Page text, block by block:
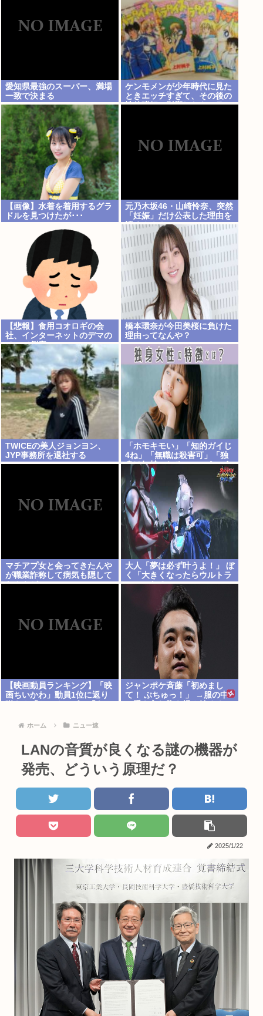
マ確認 北海道八雲町
愛知県最強のスーパー、満場
一致で決まる
ケンモメンが少年時代に見た
ときエッチすぎて、その後の
性的嗜好に影響したキャラ
【画像】水着を着用するグラ
ドルを見つけたが･･･
元乃木坂46・山崎怜奈、突然
「妊娠」だけ公表した理由を
語る！！！
【悲報】食用コオロギの会
社、インターネットのデマの
せいで倒産へ
橋本環奈が今田美桜に負けた
理由ってなんや？
TWICEの美人ジョンヨン、
JYP事務所を退社する
「ホモキモい」「知的ガイじ
4ね」「無職は殺害可」「独
身は奴隷にしろ」←こういう
こと気軽に言っちゃいけない
のかな？
マチアプ女と会ってきたんや
が職業詐称して病気も隠して
たんやが
大人「夢は必ず叶うよ！」 ぼ
く「大きくなったらウルトラ
マンになる~」
【映画動員ランキング】「映
画ちいかわ」動員1位に返り
クイン
ジャンポケ斉藤「初めまし
て！ ぶちゅっ！」 →服の中
ホーム ニュー速
LANの音質が良くなる謎の機器が
発売、どういう原理だ？
2025/1/22